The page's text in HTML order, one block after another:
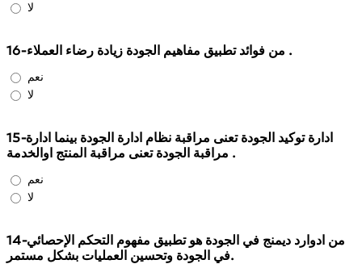
لا
16-من فوائد تطبيق مفاهيم الجودة زيادة رضاء العملاء .
نعم
لا
15-ادارة توكيد الجودة تعنى مراقبة نظام ادارة الجودة بينما ادارة
مراقبة الجودة تعنى مراقبة المنتج اوالخدمة .
نعم
لا
14-من ادوارد ديمنج في الجودة هو تطبيق مفهوم التحكم الإحصائي
في الجودة وتحسين العمليات بشكل مستمر.